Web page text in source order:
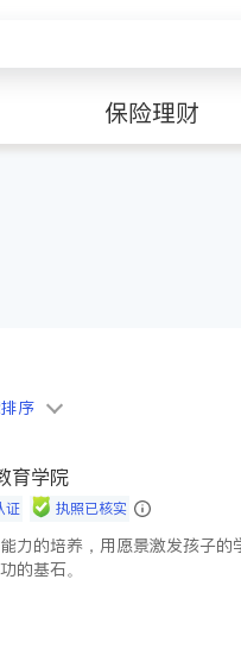
保险理财
序
育学院
证 执照已核实
力的培养，用愿景激发孩子的
的基石。